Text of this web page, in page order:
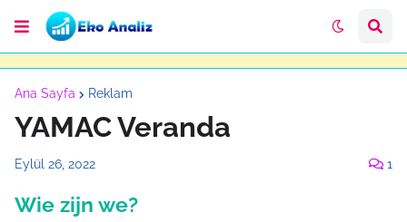
Ana Sayfa Reklam
YAMAC Veranda
Eylül 26, 2022 1
Wie zijn we?